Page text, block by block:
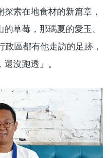
索在地食材的新篇章，
草莓，那瑪夏的愛玉、
區都有他走訪的足跡，
沒跑透」。